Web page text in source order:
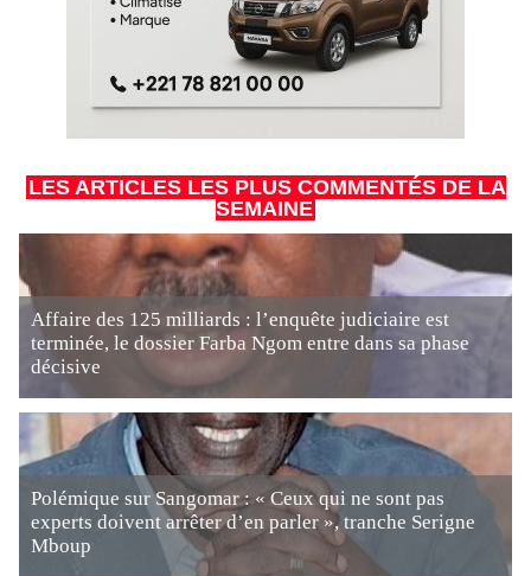
LES ARTICLES LES PLUS COMMENTÉS DE LA
SEMAINE
Affaire des 125 milliards : l’enquête judiciaire est
terminée, le dossier Farba Ngom entre dans sa phase
décisive
Polémique sur Sangomar : « Ceux qui ne sont pas
experts doivent arrêter d’en parler », tranche Serigne
Mboup